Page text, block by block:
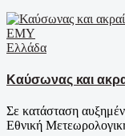
Ελλάδα
Καύσωνας και
Σε κατάσταση
Εθνική